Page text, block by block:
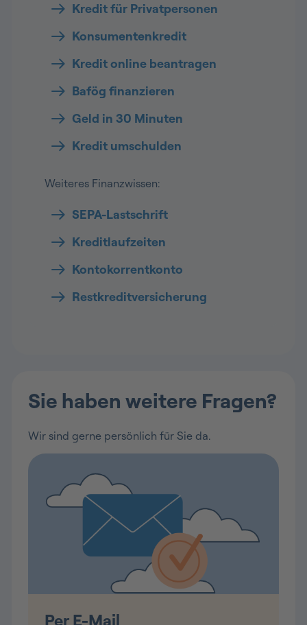
Kredit für Privatpersonen
Konsumentenkredit
Kredit online beantragen
Bafög finanzieren
Geld in 30 Minuten
Kredit umschulden
Weiteres Finanzwissen:
SEPA-Lastschrift
Kreditlaufzeiten
Kontokorrentkonto
Restkreditversicherung
Sie haben weitere Fragen?
Wir sind gerne persönlich für Sie da.
Per E-Mail